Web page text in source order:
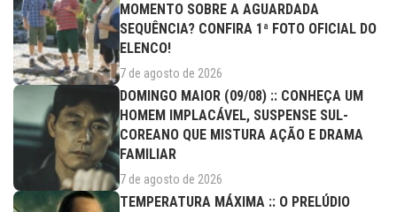
MOMENTO SOBRE A AGUARDADA
SEQUÊNCIA? CONFIRA 1ª FOTO OFICIAL DO
ELENCO!
7 de agosto de 2026
DOMINGO MAIOR (09/08) :: CONHEÇA UM
HOMEM IMPLACÁVEL, SUSPENSE SUL-
COREANO QUE MISTURA AÇÃO E DRAMA
FAMILIAR
7 de agosto de 2026
TEMPERATURA MÁXIMA :: O PRELÚDIO